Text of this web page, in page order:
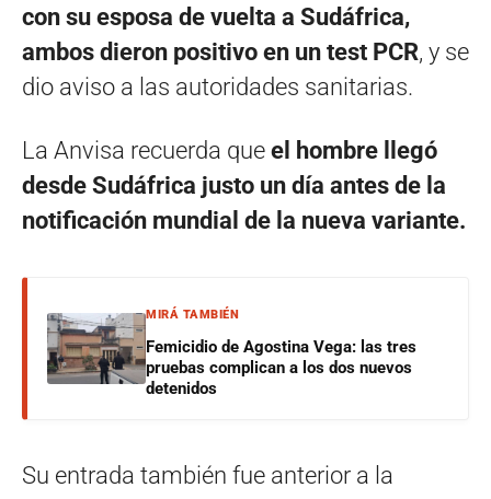
con su esposa de vuelta a Sudáfrica,
ambos dieron positivo en un test PCR, y se
dio aviso a las autoridades sanitarias.
La Anvisa recuerda que el hombre llegó
desde Sudáfrica justo un día antes de la
notificación mundial de la nueva variante.
MIRÁ TAMBIÉN
Femicidio de Agostina Vega: las tres
pruebas complican a los dos nuevos
detenidos
Su entrada también fue anterior a la